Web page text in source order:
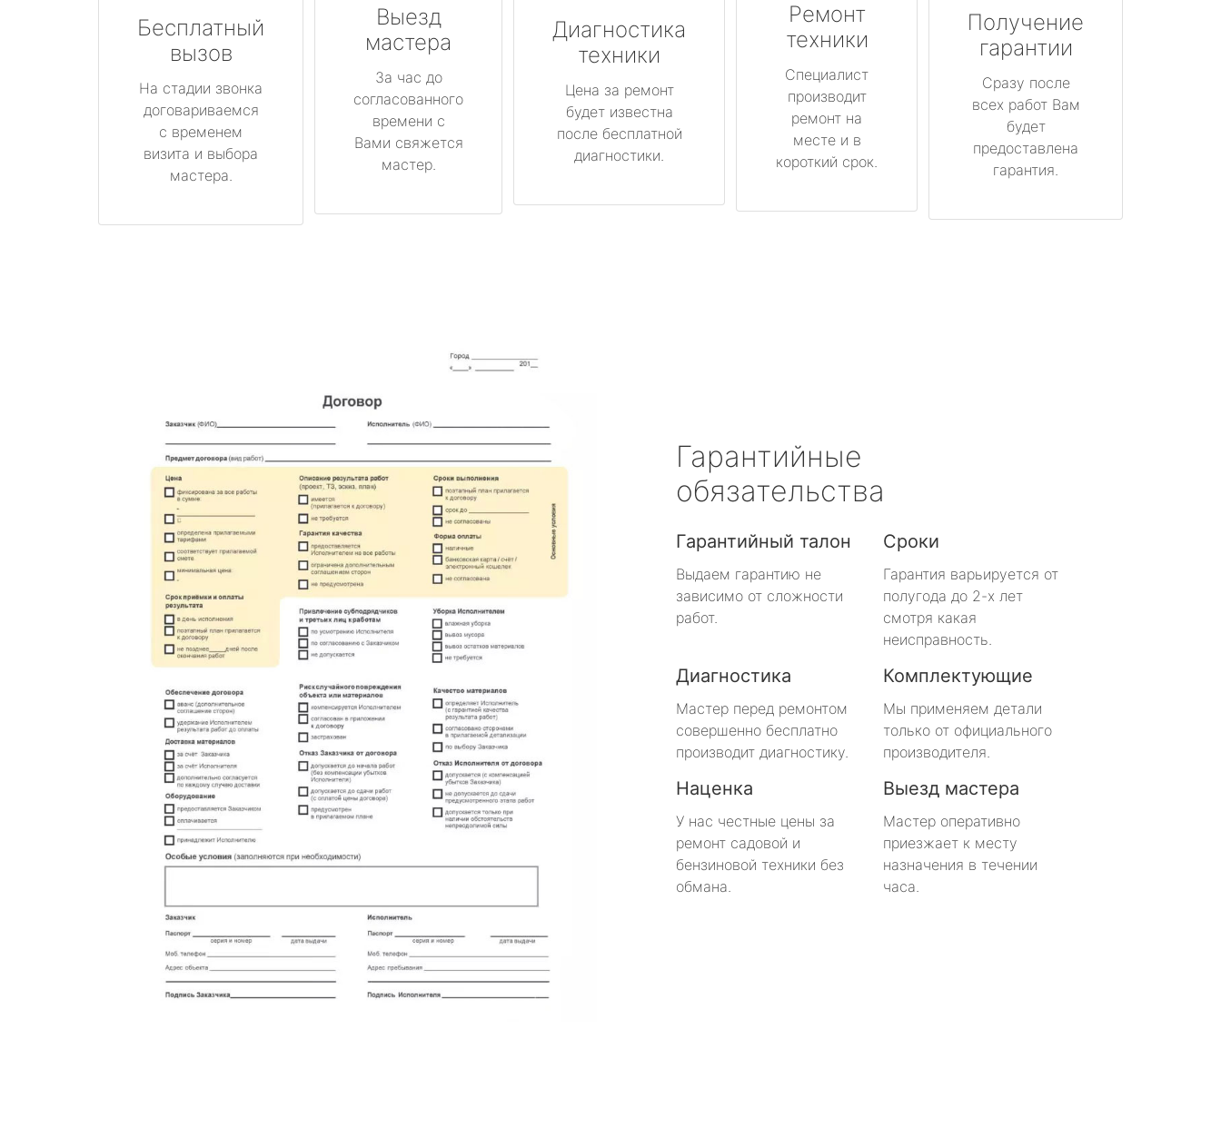
Бесплатный
вызов
На стадии звонка
договариваемся
с временем
визита и выбора
мастера.
Выезд
мастера
За час до
согласованного
времени с
Вами свяжется
мастер.
Диагностика
техники
Цена за ремонт
будет известна
после бесплатной
диагностики.
Ремонт
техники
Специалист
производит
ремонт на
месте и в
короткий срок.
Получение
гарантии
Сразу после
всех работ Вам
будет
предоставлена
гарантия.
Гарантийные
обязательства
Гарантийный талон
Выдаем гарантию не
зависимо от сложности
работ.
Сроки
Гарантия варьируется от
полугода до 2-х лет
смотря какая
неисправность.
Диагностика
Мастер перед ремонтом
совершенно бесплатно
производит диагностику.
Комплектующие
Мы применяем детали
только от официального
производителя.
Наценка
У нас честные цены за
ремонт садовой и
бензиновой техники без
обмана.
Выезд мастера
Мастер оперативно
приезжает к месту
назначения в течении
часа.